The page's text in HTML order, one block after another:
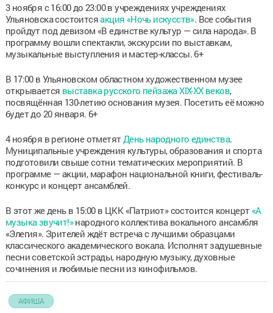
3 ноября с 16:00 до 23:00 в учреждениях учреждениях
Ульяновска состоитсяакция «Ночь искусств». Все события
пройдут под девизом «В единстве культур — сила народа». В
программу вошли спектакли, экскурсии по выставкам,
музыкальные выступления и мастер-классы. 6+
В 17:00 в Ульяновском областном художественном музее
открывается выставка русского пейзажа XIX-XX веков,
посвящённая 130-летию основания музея. Посетить её можно
будет до 20 января. 6+
4 ноября в регионе отметят День народного единства.
Муниципальные учреждения культуры, образования и спорта
подготовили свыше сотни тематических мероприятий. В
программе — акции, марафон национальной книги, фестиваль-
конкурс и концерт ансамблей.
В этот же день в 15:00 в ЦКК «Патриот» состоится концерт «А
музыка звучит!»народного коллектива вокального ансамбля
«Элегия». Зрителей ждёт встреча с лучшими образцами
классического академического вокала. Исполнят задушевные
песни советской эстрады, народную музыку, духовные
сочинения и любимые песни из кинофильмов.
АФИША